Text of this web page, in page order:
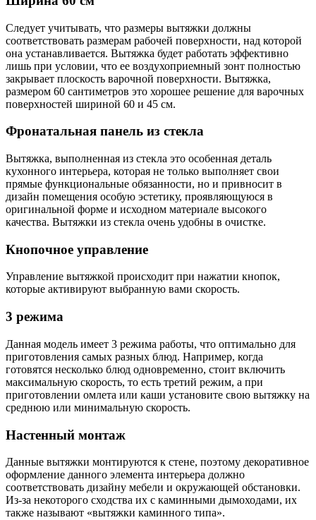
Следует учитывать, что размеры вытяжки должны
соответствовать размерам рабочей поверхности, над которой
она устанавливается. Вытяжка будет работать эффективно
лишь при условии, что ее воздухоприемный зонт полностью
закрывает плоскость варочной поверхности. Вытяжка,
размером 60 сантиметров это хорошее решение для варочных
поверхностей шириной 60 и 45 см.
Фронатальная панель из стекла
Вытяжка, выполненная из стекла это особенная деталь
кухонного интерьера, которая не только выполняет свои
прямые функциональные обязанности, но и привносит в
дизайн помещения особую эстетику, проявляющуюся в
оригинальной форме и исходном материале высокого
качества. Вытяжки из стекла очень удобны в очистке.
Кнопочное управление
Управление вытяжкой происходит при нажатии кнопок,
которые активируют выбранную вами скорость.
3 режима
Данная модель имеет 3 режима работы, что оптимально для
приготовления самых разных блюд. Например, когда
готовятся несколько блюд одновременно, стоит включить
максимальную скорость, то есть третий режим, а при
приготовлении омлета или каши установите свою вытяжку на
среднюю или минимальную скорость.
Настенный монтаж
Данные вытяжки монтируются к стене, поэтому декоративное
оформление данного элемента интерьера должно
соответствовать дизайну мебели и окружающей обстановки.
Из-за некоторого сходства их с каминными дымоходами, их
также называют «вытяжки каминного типа».